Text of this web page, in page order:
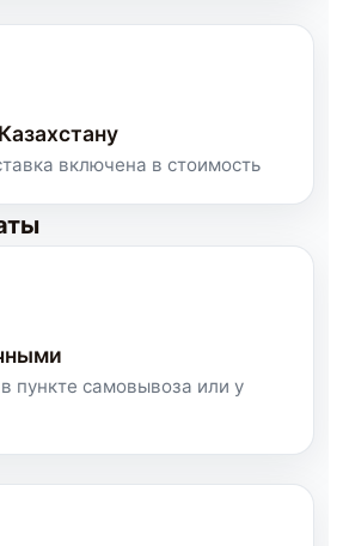
включена в стоимость
пункте самовывоза или у